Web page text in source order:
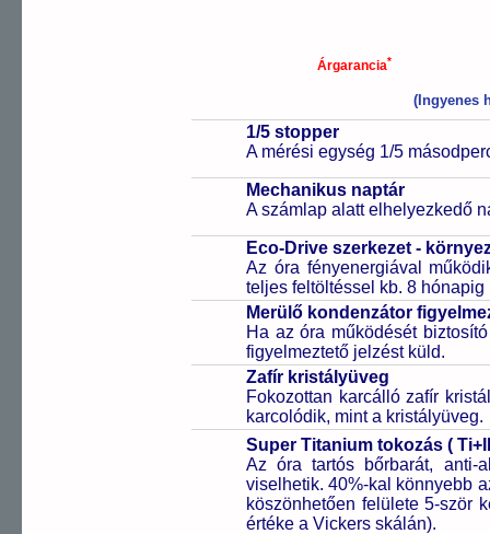
Árgarancia*
(Ingyenes
1/5 stopper
A mérési egység 1/5
Mechanikus naptár
A számlap alatt elhelyezkedő
Eco-Drive szerkezet -
Az óra fényenergiával
teljes feltöltéssel kb. 8
Merülő kondenzátor
Ha az óra működését
figyelmeztető jelzést küld.
Zafír kristályüveg
Fokozottan karcálló zafír
karcolódik, mint a kristályüveg.
Super Titanium tokozás (
Az óra tartós bőrbarát, anti-
viselhetik. 40%-kal könnyebb
köszönhetően felülete 5-ször
értéke a Vickers skálán).